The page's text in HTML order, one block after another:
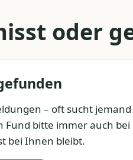
oder
– oft sucht
Fund bitte immer auch bei
bei Ihnen bleibt.